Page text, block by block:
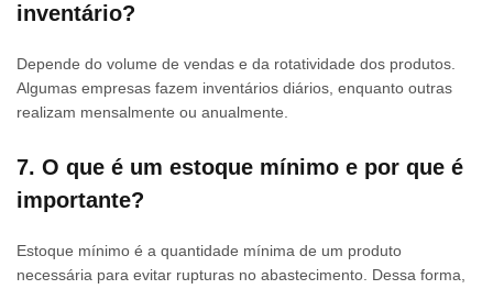
inventário?
Depende do volume de vendas e da rotatividade dos produtos.
Algumas empresas fazem inventários diários, enquanto outras
realizam mensalmente ou anualmente.
7. O que é um estoque mínimo e por que é
importante?
Estoque mínimo é a quantidade mínima de um produto
necessária para evitar rupturas no abastecimento. Dessa forma,